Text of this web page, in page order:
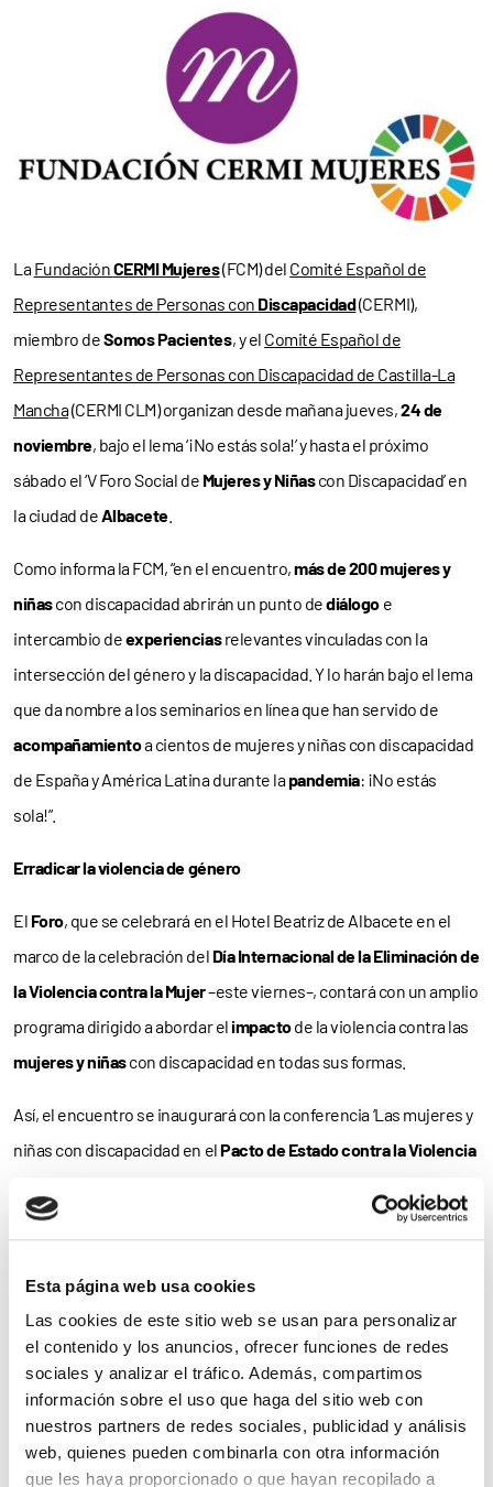
Esta página web usa cookies
Las cookies de este sitio web se usan para personalizar
el contenido y los anuncios, ofrecer funciones de redes
sociales y analizar el tráfico. Además, compartimos
información sobre el uso que haga del sitio web con
nuestros partners de redes sociales, publicidad y análisis
web, quienes pueden combinarla con otra información
que les haya proporcionado o que hayan recopilado a
LaFundaciónCERMI Mujeres(FCM) del Comité Español de
Representantes de Personas con Discapacidad(CERMI),
miembro deSomos Pacientes, y el Comité Español de
Representantes de Personas con Discapacidad de Castilla-La
Mancha(CERMI CLM) organizan desde mañana jueves,24 de
noviembre, bajo el lema ‘¡No estás sola!’ y hasta el próximo
sábado el ‘V Foro Social de Mujeres y Niñascon Discapacidad’ en
la ciudad deAlbacete.
Como informa la FCM, “en el encuentro,más de 200 mujeres y
niñascon discapacidad abrirán un punto dediálogo e
intercambio deexperienciasrelevantes vinculadas con la
intersección del género y la discapacidad. Y lo harán bajo el lema
que da nombre a los seminarios en línea que han servido de
acompañamientoa cientos de mujeres y niñas con discapacidad
de España y América Latina durante lapandemia: ¡No estás
sola!”.
Erradicar la violencia de género
El Foro, que se celebrará en el Hotel Beatriz de Albacete en el
marco de la celebración del Día Internacional de la Eliminación de
la Violencia contra la Mujer–este viernes–, contará con un amplio
programa dirigido a abordar elimpactode la violencia contra las
mujeres y niñascon discapacidad en todas sus formas.
Así, el encuentro se inaugurará con la conferencia ‘Las mujeres y
niñas con discapacidad en elPacto de Estado contra la Violencia
primera persona de mujeres supervivientes de violencia, seguirá
(CiAb) en el que se dará lectura alManifiesto
Internacional y se entregarán lospremiosde los concursos de
fotografía y vídeo ‘Generosidad’ de la FCM.
Posteriormente, ya en la jornada del viernes, el Foro acogerá
cuatro espacios de encuentro entre mujeres con discapacidad: